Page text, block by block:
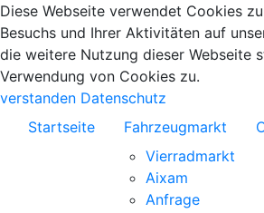
Diese Webseite verwendet Cookies
Besuchs und Ihrer Aktivitäten auf
die weitere Nutzung dieser Webseite
Verwendung von Cookies zu.
verstanden Datenschutz
Startseite
Fahrzeugmarkt
Vierradmarkt
Aixam
Anfrage